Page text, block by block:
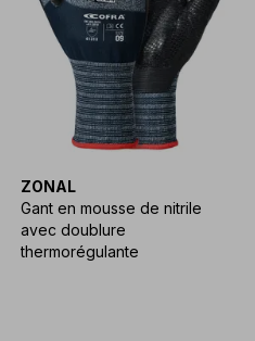
ZONAL
Gant en mousse de nitrile
avec doublure
thermorégulante